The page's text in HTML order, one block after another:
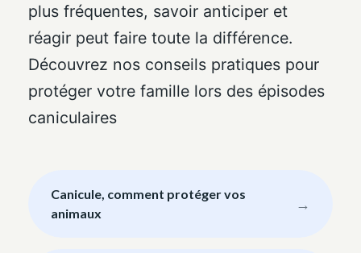
plus fréquentes, savoir anticiper et
réagir peut faire toute la différence.
Découvrez nos conseils pratiques pour
protéger votre famille lors des épisodes
caniculaires
Canicule, comment protéger vos
animaux